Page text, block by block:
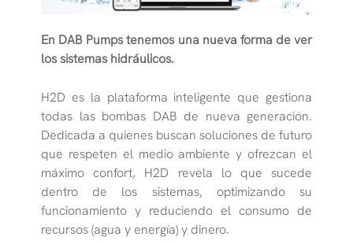
En DAB Pumps tenemos una nueva forma de ver
los sistemas hidráulicos.
H2D es la plataforma inteligente que gestiona
todas las bombas DAB de nueva generación.
Dedicada a quienes buscan soluciones de futuro
que respeten el medio ambiente y ofrezcan el
máximo confort, H2D revela lo que sucede
dentro de los sistemas, optimizando su
funcionamiento y reduciendo el consumo de
recursos (agua y energía) y dinero.